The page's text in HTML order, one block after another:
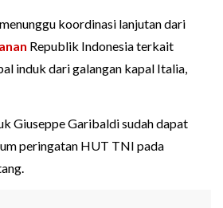
koordinasi lanjutan dari
Republik Indonesia terkait
induk dari galangan kapal Italia,
Giuseppe Garibaldi sudah dapat
peringatan HUT TNI pada